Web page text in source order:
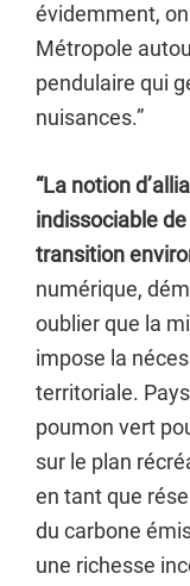
évidemment,
Métropole
pendulaire qui
nuisances.”
“La notion
indissociable
transition
numérique,
oublier que la
impose la
territoriale.
poumon vert
sur le plan
en tant que
du carbone
une richesse